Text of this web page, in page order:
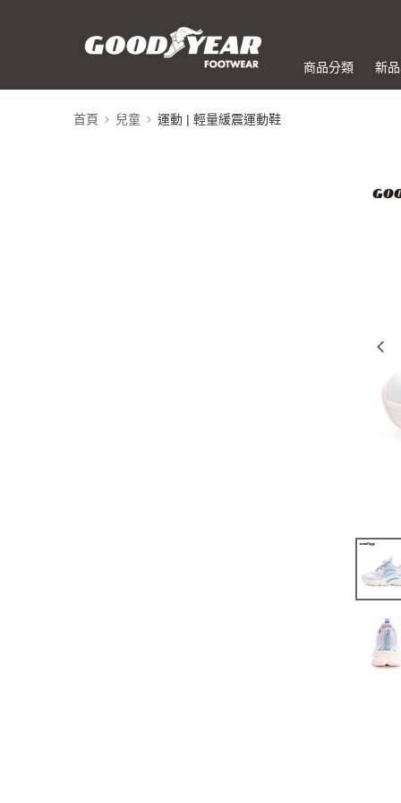
商品分類 新
首頁 兒童 運動 | 輕量緩震運動鞋